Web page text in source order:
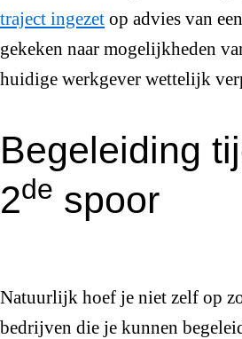
traject ingezet op advies van
gekeken naar mogelijkheden
huidige werkgever wettelijk
Begeleiding
2de spoor
Natuurlijk hoef je niet zelf op
bedrijven die je kunnen